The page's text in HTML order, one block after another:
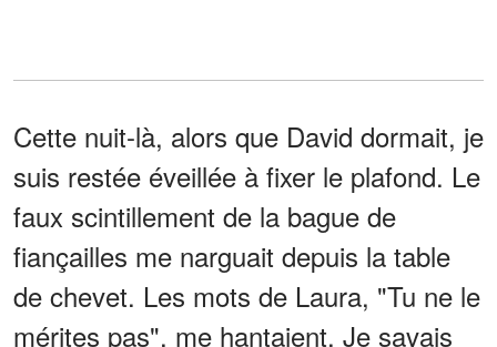
Cette nuit-là, alors que David dormait, je
suis restée éveillée à fixer le plafond. Le
faux scintillement de la bague de
fiançailles me narguait depuis la table
de chevet. Les mots de Laura, "Tu ne le
mérites pas", me hantaient. Je savais